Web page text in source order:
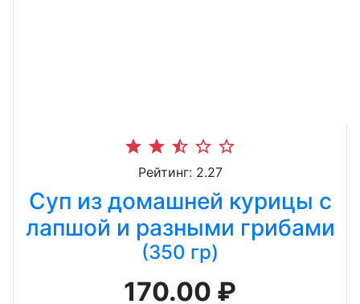
star star star_half star_border star_border
Рейтинг: 2.27
Суп из домашней курицы с
лапшой и разными грибами
(350 гр)
170.00 ₽